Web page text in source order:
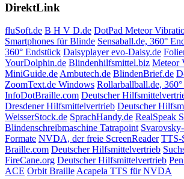
DirektLink
fluSoft.de B H V D.de DotPad Meteor
Smartphones für Blinde Sensaball.de, 360°
360° Endstück Daisyplayer evo-Daisy.de
YourDolphin.de Blindenhilfsmittel.biz Meteor
MiniGuide.de Ambutech.de BlindenBrief.de
ZoomText.de Windows Rollarballball.de,
InfoDotBraille.com Deutscher
Dresdener Hilfsmittelvertrieb Deutscher
WeisserStock.de SprachHandy.de RealSpeak
Blindenschreibmaschine Tatrapoint
Formate NVDA, der freie ScreenReader TTS-
Braille.com Deutscher Hilfsmittelvertrieb
FireCane.org Deutscher Hilfsmittelvertrieb
ACE Orbit Braille Acapela TTS für NVDA